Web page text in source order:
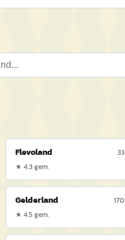
Flevoland
33
★ 4.3gem.
Gelderland
170
★ 4.5gem.